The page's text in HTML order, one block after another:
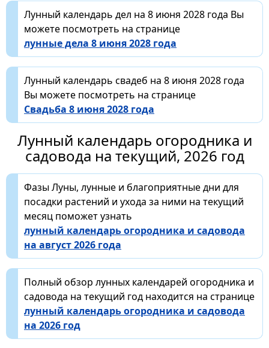
Лунный календарь дел на 8 июня 2028 года Вы
можете посмотреть на странице
лунные дела 8 июня 2028 года
Лунный календарь свадеб на 8 июня 2028 года
Вы можете посмотреть на странице
Свадьба 8 июня 2028 года
Лунный календарь огородника и
садовода на текущий, 2026 год
Фазы Луны, лунные и благоприятные дни для
посадки растений и ухода за ними на текущий
месяц поможет узнать
лунный календарь огородника и садовода
на август 2026 года
Полный обзор лунных календарей огородника и
садовода на текущий год находится на странице
лунный календарь огородника и садовода
на 2026 год